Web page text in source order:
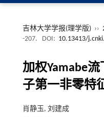
吉林大学学报(理学版) ››
-207.
DOI: 10.13413/
加权Yamabe
子第一非零特
肖静玉, 刘建成